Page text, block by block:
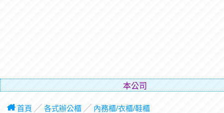
本公司辦公傢俱非一般快速到貨商品，都
首頁 ╱ 各式辦公櫃╱ 內務櫃/衣櫃/鞋櫃